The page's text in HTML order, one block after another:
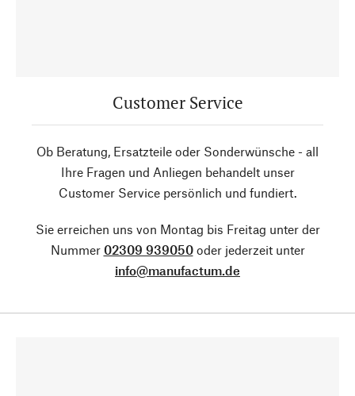
Customer Service
Ob Beratung, Ersatzteile oder Sonderwünsche - all
Ihre Fragen und Anliegen behandelt unser
Customer Service persönlich und fundiert.
Sie erreichen uns von Montag bis Freitag unter der
Nummer 02309 939050oder jederzeit unter
info@manufactum.de